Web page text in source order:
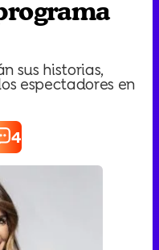
sus historias,
espectadores en
4